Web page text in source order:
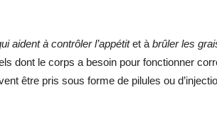
aident à contrôler l’appétitet à brûler les
dont le corps a besoin pour fonctionner
être pris sous forme de pilules ou